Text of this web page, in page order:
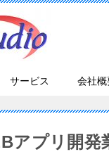
サービス 会社概
アプリ開発